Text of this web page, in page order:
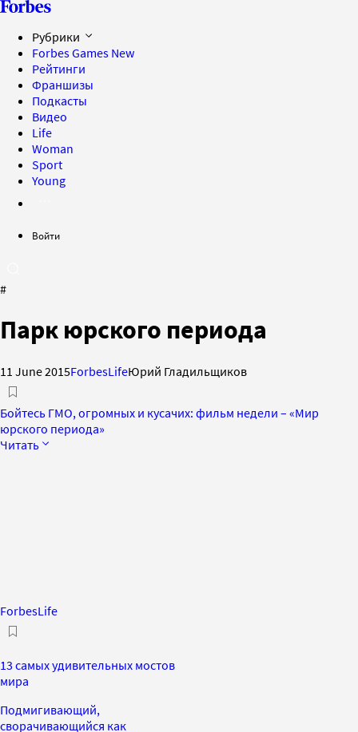
Рубрики
Forbes Games New
Рейтинги
Франшизы
Подкасты
Видео
Life
Woman
Sport
Young
Войти
#
Парк юрского периода
11 June 2015ForbesLifeЮрий Гладильщиков
Бойтесь ГМО, огромных и кусачих: фильм недели – «Мир
юрского периода»
Читать
ForbesLife
13 самых удивительных мостов
мира
Подмигивающий,
сворачивающийся как